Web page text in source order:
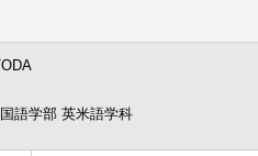
語学部 英米語学科